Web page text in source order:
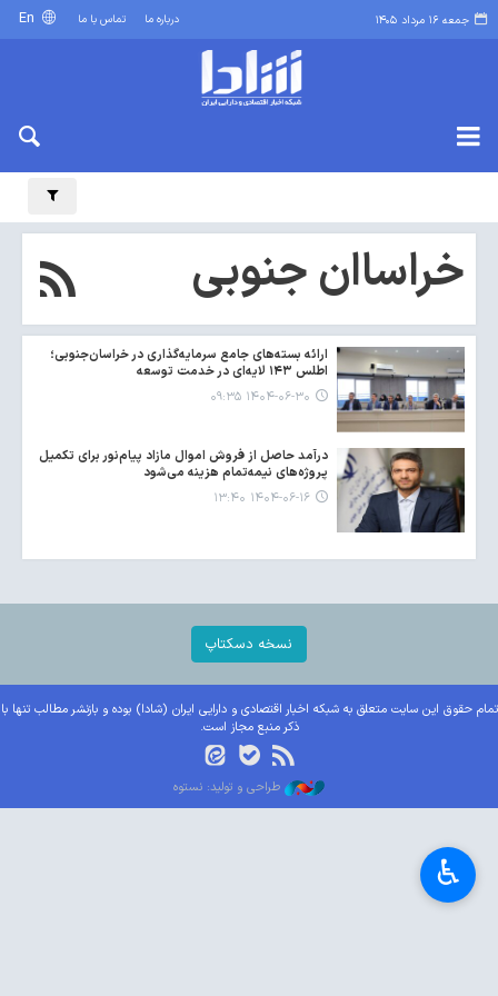
جمعه ۱۶ مرداد ۱۴۰۵ درباره ما تماس با ما
خراساان جنوبی
ارائه بسته‌های جامع سرمایه‌گذاری در خراسان‌جنوبی؛
اطلس ۱۴۳ لایه‌ای در خدمت توسعه
۱۴۰۴-۰۶-۳۰ ۰۹:۳۵
درآمد حاصل از فروش اموال مازاد پیام‌نور برای تکمیل
پروژه‌های نیمه‌تمام هزینه می‌شود
۱۴۰۴-۰۶-۱۶ ۱۳:۴۰
نسخه دسکتاپ
تمام حقوق این سایت متعلق به شبکه اخبار اقتصادی و دارایی ایران (شادا) بوده و بازنشر مطالب تنها با
ذکر منبع مجاز است.
طراحی و تولید: نستوه
♿︎